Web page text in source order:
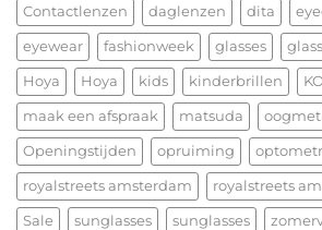
allerbeste
voor
2026!
Contactlenzen daglenzen dita
eyewear fashionweek glasses
Hoya Hoya kids kinderbrillen
maak een afspraak matsuda
Openingstijden opruiming
royalstreets amsterdam royalstreets
Sale sunglasses sunglasses